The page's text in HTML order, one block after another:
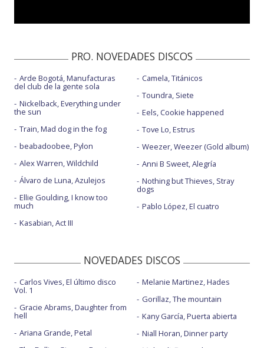
PRO. NOVEDADES DISCOS
Arde Bogotá, Manufacturas
del club de la gente sola
Nickelback, Everything under
the sun
Train, Mad dog in the fog
beabadoobee, Pylon
Alex Warren, Wildchild
Álvaro de Luna, Azulejos
Ellie Goulding, I know too
much
Kasabian, Act III
Camela, Titánicos
Toundra, Siete
Eels, Cookie happened
Tove Lo, Estrus
Weezer, Weezer (Gold album)
Anni B Sweet, Alegría
Nothing but Thieves, Stray
dogs
Pablo López, El cuatro
NOVEDADES DISCOS
Carlos Vives, El último disco
Vol. 1
Gracie Abrams, Daughter from
hell
Ariana Grande, Petal
Melanie Martinez, Hades
Gorillaz, The mountain
Kany García, Puerta abierta
Niall Horan, Dinner party